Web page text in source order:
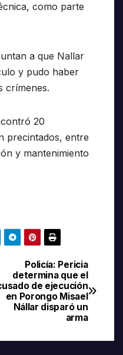
como parte
a que Nallar
y pudo haber
crímenes.
20
precintados, entre
y mantenimiento
Policía: Pericia
determina que el
de ejecución
en Porongo Misael
Nállar disparó un
arma